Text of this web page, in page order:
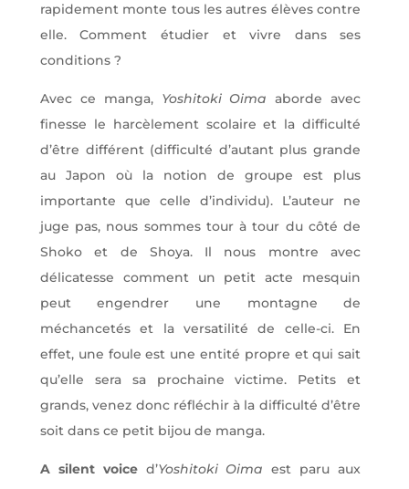
rapidement monte tous les autres élèves contre
elle. Comment étudier et vivre dans ses
conditions ?
Avec ce manga, Yoshitoki Oima aborde avec
finesse le harcèlement scolaire et la difficulté
d’être différent (difficulté d’autant plus grande
au Japon où la notion de groupe est plus
importante que celle d’individu). L’auteur ne
juge pas, nous sommes tour à tour du côté de
Shoko et de Shoya. Il nous montre avec
délicatesse comment un petit acte mesquin
peut engendrer une montagne de
méchancetés et la versatilité de celle-ci. En
effet, une foule est une entité propre et qui sait
qu’elle sera sa prochaine victime. Petits et
grands, venez donc réfléchir à la difficulté d’être
soit dans ce petit bijou de manga.
A silent voiced’Yoshitoki Oima est paru aux